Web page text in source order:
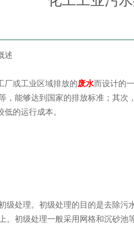
述
厂或工业区域排放的废水而设计的
，能够达到国家的排放标准；其次
的运行成本。
级处理。初级处理的目的是去除
初级处理一般采用网格和沉砂池等